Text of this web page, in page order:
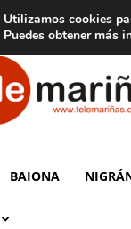
Aviso legal Tarifas de
BAIONA
Utilizamos cookies
Puedes obtener más